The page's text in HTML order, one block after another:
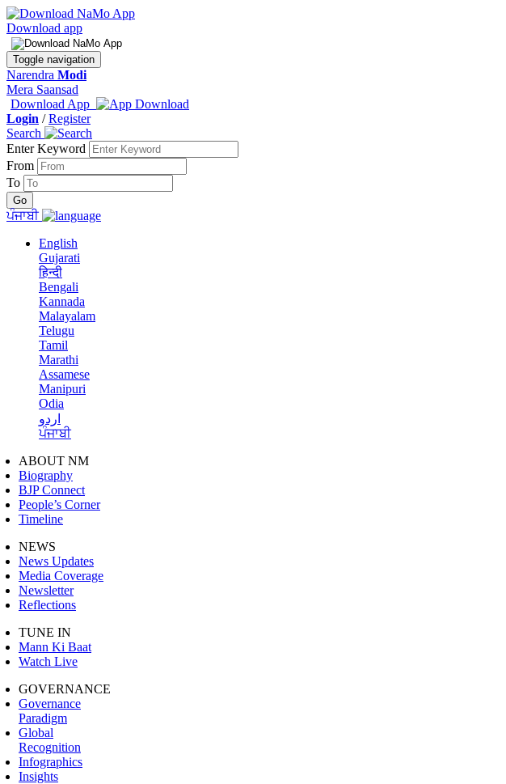
Download app
Toggle navigation
Narendra Modi
Mera Saansad
Download App
Login /Register
Search
Enter Keyword
From
To
ਪੰਜਾਬੀ
English
Gujarati
हिन्दी
Bengali
Kannada
Malayalam
Telugu
Tamil
Marathi
Assamese
Manipuri
Odia
اردو
ਪੰਜਾਬੀ
ABOUT NM
Biography
BJP Connect
People’s Corner
Timeline
NEWS
News Updates
Media Coverage
Newsletter
Reflections
TUNE IN
Mann Ki Baat
Watch Live
GOVERNANCE
Governance
Paradigm
Global
Recognition
Infographics
Insights